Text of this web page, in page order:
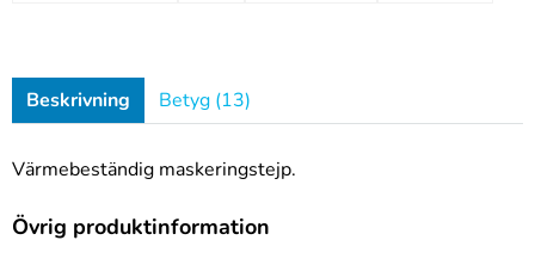
Beskrivning Betyg (13)
Värmebeständig maskeringstejp.
Övrig produktinformation